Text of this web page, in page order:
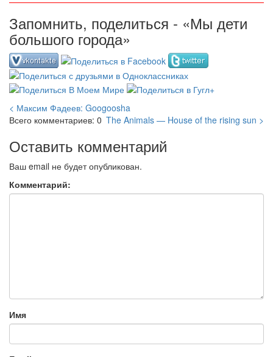
Запомнить, поделиться - «Мы дети
большого города»
< Максим Фадеев: Googoosha
The Animals — House of the rising sun >
Всего комментариев: 0
Оставить комментарий
Ваш email не будет опубликован.
Комментарий:
Имя